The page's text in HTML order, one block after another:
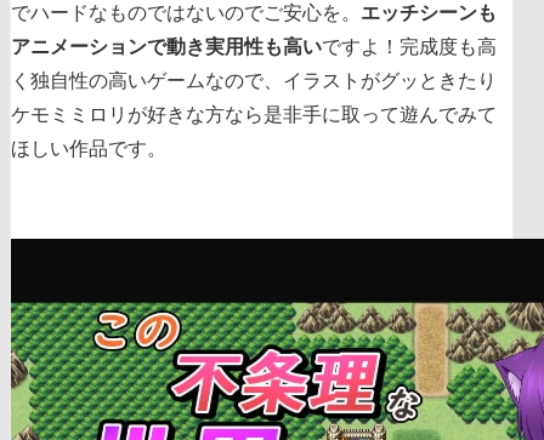
でハードなものではないのでご安心を。 エッチシーンも
アニメーションで動き実用性も高いですよ！完成度も高
く独自性の高いゲームなので、イラストがグッときたり
ケモミミロリが好きな方なら是非手に取って遊んでみて
ほしい作品です。